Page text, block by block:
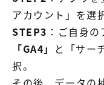
アカウント」を選
STEP3 ：ご自身
「GA4」
と「サー
択。